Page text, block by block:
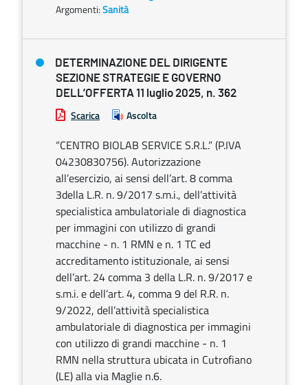
Argomenti:Sanità
DETERMINAZIONE DEL DIRIGENTE
SEZIONE STRATEGIE E GOVERNO
DELL’OFFERTA 11 luglio 2025, n. 362
Scarica Ascolta
“CENTRO BIOLAB SERVICE S.R.L.” (P.IVA
04230830756). Autorizzazione
all’esercizio, ai sensi dell’art. 8 comma
3della L.R. n. 9/2017 s.m.i., dell’attività
specialistica ambulatoriale di diagnostica
per immagini con utilizzo di grandi
macchine - n. 1 RMN e n. 1 TC ed
accreditamento istituzionale, ai sensi
dell’art. 24 comma 3 della L.R. n. 9/2017 e
s.m.i. e dell’art. 4, comma 9 del R.R. n.
9/2022, dell’attività specialistica
ambulatoriale di diagnostica per immagini
con utilizzo di grandi macchine - n. 1
RMN nella struttura ubicata in Cutrofiano
(LE) alla via Maglie n.6.